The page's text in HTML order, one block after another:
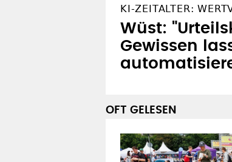
KI-ZEITALTER:
Wüst:
Gewissen
OFT GELESEN